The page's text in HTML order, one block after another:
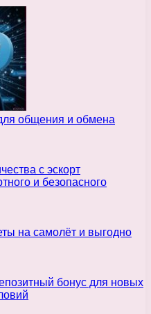
общения и обмена
с эскорт
и безопасного
на самолёт и выгодно
бонус для новых